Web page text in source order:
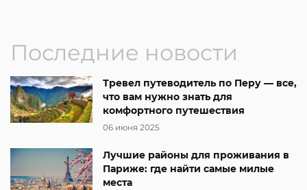
Последние новости
Тревел путеводитель по Перу — все,
что вам нужно знать для
комфортного путешествия
06 июня 2025
Лучшие районы для проживания в
Париже: где найти самые милые
места